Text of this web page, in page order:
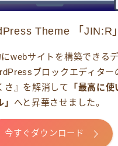
Theme 「JIN:R」
webサイトを構築できる
ブロックエディター
さ』を解消して
「最高に
へと昇華させました。
今すぐダウンロード